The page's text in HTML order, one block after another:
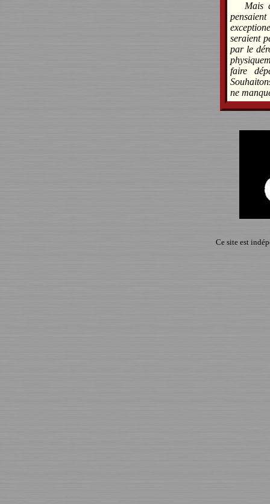
Mais
seraient
par le
faire
ne
Ce site est